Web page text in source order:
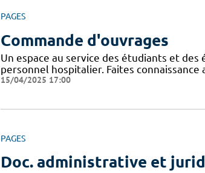
PAGES
Commande d'ouvrages
Un espace au service des étudiants et
personnel hospitalier. Faites
15/04/2025 17:00
PAGES
Doc. administrative et